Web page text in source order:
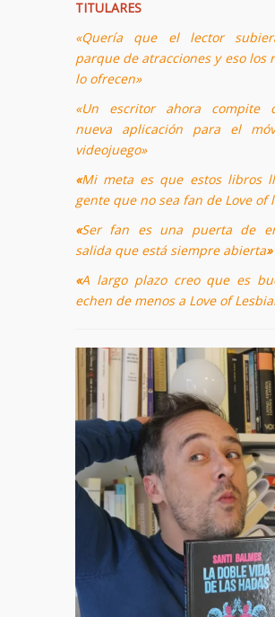
TITULARES
«Quería que el lector
parque de atracciones y eso los
lo ofrecen»
«Un escritor ahora compite
nueva aplicación para el
videojuego»
«Mi meta es que estos libros
gente que no sea fan de Love of
«Ser fan es una puerta de
salida que está siempre abierta»
«A largo plazo creo que es
echen de menos a Love of